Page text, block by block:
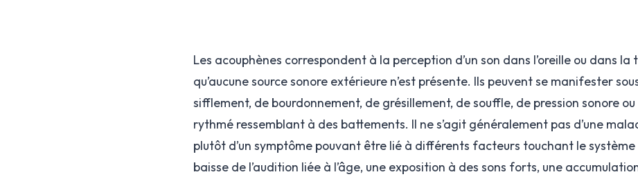
Les acouphènes correspondent à la perception d’un son dans l’oreille ou dans la
qu’aucune source sonore extérieure n’est présente. Ils peuvent se manifester
sifflement, de bourdonnement, de grésillement, de souffle, de pression sonore
rythmé ressemblant à des battements. Il ne s’agit généralement pas d’une
plutôt d’un symptôme pouvant être lié à différents facteurs touchant le
baisse de l’audition liée à l’âge, une exposition à des sons forts, une